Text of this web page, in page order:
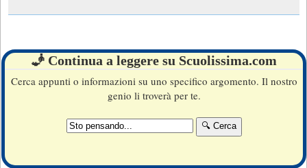
🧞 Continua a leggere su Scuolissima.com
Cerca appunti o informazioni su uno specifico argomento. Il nostro
genio li troverà per te.